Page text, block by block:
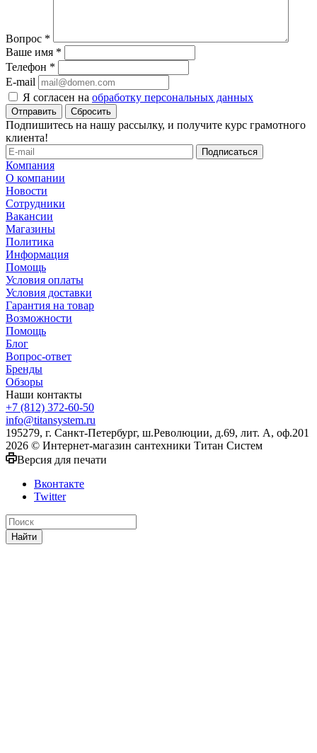
Вопрос *
Ваше имя *
Телефон *
E-mail
Я согласен на обработку персональных данных
Сбросить
Подпишитесь на нашу рассылку, и получите курс грамотного
клиента!
Компания
О компании
Новости
Сотрудники
Вакансии
Магазины
Политика
Информация
Помощь
Условия оплаты
Условия доставки
Гарантия на товар
Возможности
Помощь
Блог
Вопрос-ответ
Бренды
Обзоры
Наши контакты
+7 (812) 372-60-50
info@titansystem.ru
195279, г. Санкт-Петербург, ш.Революции, д.69, лит. А, оф.201
2026 © Интернет-магазин сантехники Титан Систем
Версия для печати
Вконтакте
Twitter
Найти